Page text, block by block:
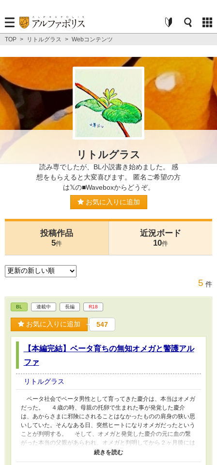
TOP > リトルグラス > Webコンテンツ
リトルグラス
読み専でしたが、BL小説書き始めました。 感
想をもらえると大変喜びます。 匿名ご希望の方
は𝕏の■Waveboxからどうぞ。
お気に入りに追加
投稿作品
5件
近況ボード
10件
5 件
BL 連載中 長編 R18
お気に入りに追加 547
【本編完結】ベータ育ちの無知オメガと警護アル
ファ
リトルグラス
ベータ社会でベータ男性として育ってきた慶介は、本当はオメガ
だった。 ４歳の時、母親の托卵で生まれた事が発覚した慶介
は、あからさまに邪険にされることはなかったものの肩身の狭い思
いしていた。そんなある日、突然ヒートになりオメガだったという
ことが判明する。 そして、オメガと発覚した慶介の元に血の繋
がった本当の父親があらわれ、オメガと判明してから２ヶ月後には
血縁上の父親の養子になっていた。 オメガになった慶介はアル
ファとオメガのバース性が独自に形成するバース社会へと足を踏み